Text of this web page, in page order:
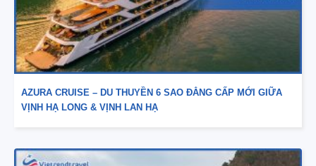
AZURA CRUISE – DU THUYỀN 6 SAO ĐẲNG CẤP MỚI GIỮA
VỊNH HẠ LONG & VỊNH LAN HẠ